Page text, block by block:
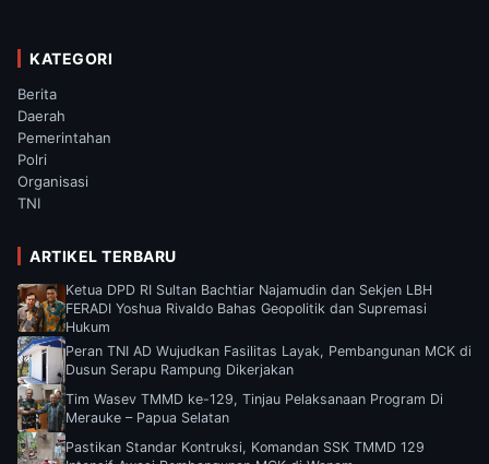
KATEGORI
Berita
Daerah
Pemerintahan
Polri
Organisasi
TNI
ARTIKEL TERBARU
Ketua DPD RI Sultan Bachtiar Najamudin dan Sekjen LBH
FERADI Yoshua Rivaldo Bahas Geopolitik dan Supremasi
Hukum
Peran TNI AD Wujudkan Fasilitas Layak, Pembangunan MCK di
Dusun Serapu Rampung Dikerjakan
Tim Wasev TMMD ke-129, Tinjau Pelaksanaan Program Di
Merauke – Papua Selatan
Pastikan Standar Kontruksi, Komandan SSK TMMD 129